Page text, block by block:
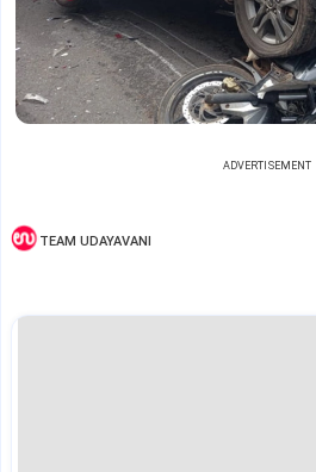
ADVERTISEMENT
TEAM UDAYAVANI